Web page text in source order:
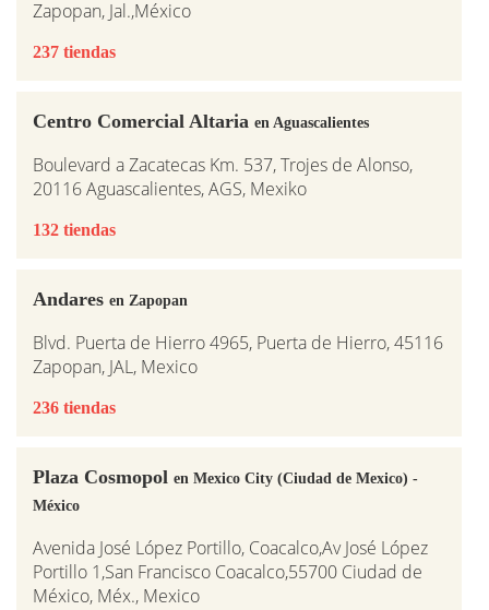
Zapopan, Jal.,México
237 tiendas
Centro Comercial Altaria en Aguascalientes
Boulevard a Zacatecas Km. 537, Trojes de Alonso,
20116 Aguascalientes, AGS, Mexiko
132 tiendas
Andares en Zapopan
Blvd. Puerta de Hierro 4965, Puerta de Hierro, 45116
Zapopan, JAL, Mexico
236 tiendas
Plaza Cosmopol en Mexico City (Ciudad de Mexico) -
México
Avenida José López Portillo, Coacalco,Av José López
Portillo 1,San Francisco Coacalco,55700 Ciudad de
México, Méx., Mexico